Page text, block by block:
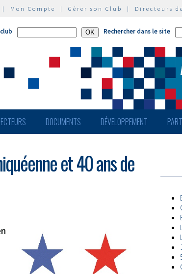
| Mon Compte | Gérer son Club | Directeurs
Rechercher dans le site
DOCUMENTS DÉVELOPPEMENT
et 40 ans de